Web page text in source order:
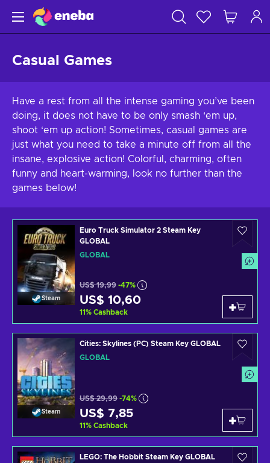
Casual Games
Have a rest from all the intense gaming you’ve been
doing, it does not have to be only smash ‘em up,
shoot ‘em up action! Sometimes, casual games are
just what you need to take a minute off from all the
insane, explosive action! Colorful, charming, often
funny and heart-warming, look no further than the
games below!
Steam
Euro Truck Simulator 2 Steam Key
GLOBAL
GLOBAL
US$ 19,99 -47%
US$ 10,60
11% Cashback
Steam
Cities: Skylines (PC) Steam Key GLOBAL
GLOBAL
US$ 29,99 -74%
US$ 7,85
11% Cashback
LEGO: The Hobbit Steam Key GLOBAL